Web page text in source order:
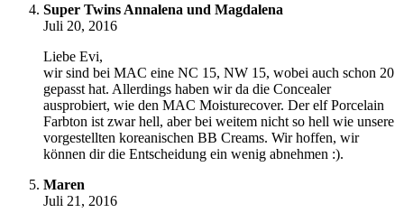
Super Twins Annalena und Magdalena
Juli 20, 2016
Liebe Evi,
wir sind bei MAC eine NC 15, NW 15, wobei auch schon 20
gepasst hat. Allerdings haben wir da die Concealer
ausprobiert, wie den MAC Moisturecover. Der elf Porcelain
Farbton ist zwar hell, aber bei weitem nicht so hell wie unsere
vorgestellten koreanischen BB Creams. Wir hoffen, wir
können dir die Entscheidung ein wenig abnehmen :).
Maren
Juli 21, 2016